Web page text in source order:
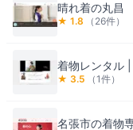
晴れ着の丸昌
★ 1.8 （ 26件）
着物レンタル
★ 3.5 （1件）
名張市の着物